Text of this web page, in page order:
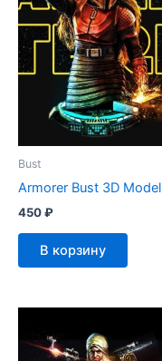
Bust
Armorer Bust 3D Model
450₽
В корзину